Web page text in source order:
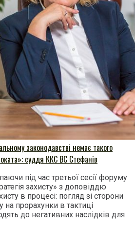
законодавстві немає такого
суддя ККС ВС Стефанів
під час третьої сесії форуму
захисту» з доповіддю
в процесі: погляд зі сторони
на прорахунки в тактиці
до негативних наслідків для